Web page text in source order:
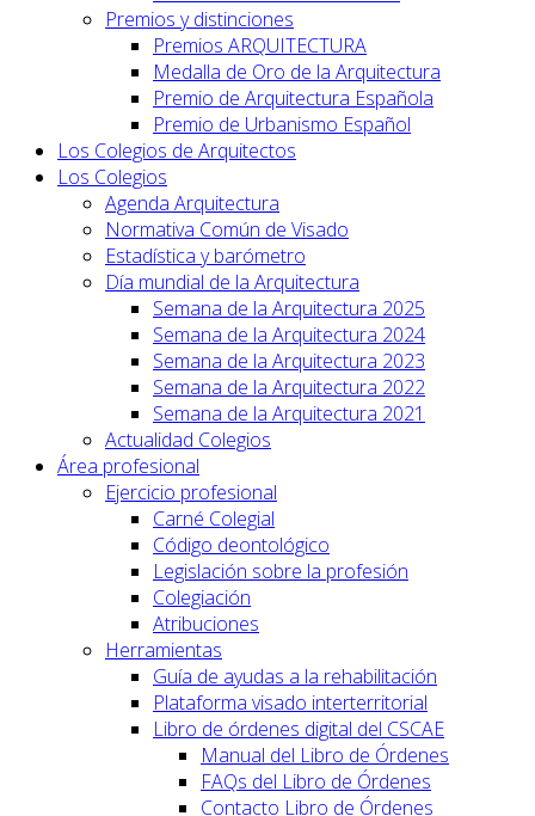
Premios y distinciones
Premios ARQUITECTURA
Medalla de Oro de la Arquitectura
Premio de Arquitectura Española
Premio de Urbanismo Español
Los Colegios de Arquitectos
Los Colegios
Agenda Arquitectura
Normativa Común de Visado
Estadística y barómetro
Día mundial de la Arquitectura
Semana de la Arquitectura 2025
Semana de la Arquitectura 2024
Semana de la Arquitectura 2023
Semana de la Arquitectura 2022
Semana de la Arquitectura 2021
Actualidad Colegios
Área profesional
Ejercicio profesional
Carné Colegial
Código deontológico
Legislación sobre la profesión
Colegiación
Atribuciones
Herramientas
Guía de ayudas a la rehabilitación
Plataforma visado interterritorial
Libro de órdenes digital del CSCAE
Manual del Libro de Órdenes
FAQs del Libro de Órdenes
Contacto Libro de Órdenes